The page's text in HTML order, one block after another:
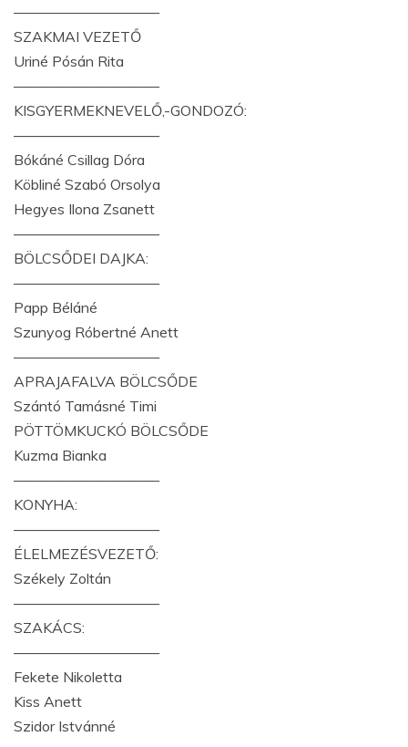
——————————
SZAKMAI VEZETŐ
Uriné Pósán Rita
——————————
KISGYERMEKNEVELŐ,-GONDOZÓ:
——————————
Bókáné Csillag Dóra
Köbliné Szabó Orsolya
Hegyes Ilona Zsanett
——————————
BÖLCSŐDEI DAJKA:
——————————
Papp Béláné
Szunyog Róbertné Anett
——————————
APRAJAFALVA BÖLCSŐDE
Szántó Tamásné Timi
PÖTTÖMKUCKÓ BÖLCSŐDE
Kuzma Bianka
——————————
KONYHA:
——————————
ÉLELMEZÉSVEZETŐ:
Székely Zoltán
——————————
SZAKÁCS:
——————————
Fekete Nikoletta
Kiss Anett
Szidor Istvánné